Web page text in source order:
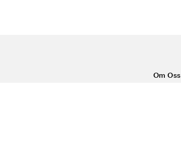
Om Oss